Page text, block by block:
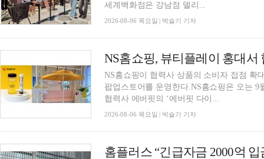
세계백화점은 강남점 델리...
2026-08-06 목요일 | 박슬기 기자
NS홈쇼핑이 협력사 상품의 소비자 접점 확
팝업스토어를 운영한다.NS홈쇼핑은 오는
협력사 에버핏의 ‘에버핏 다이...
2026-08-06 목요일 | 박슬기 기자